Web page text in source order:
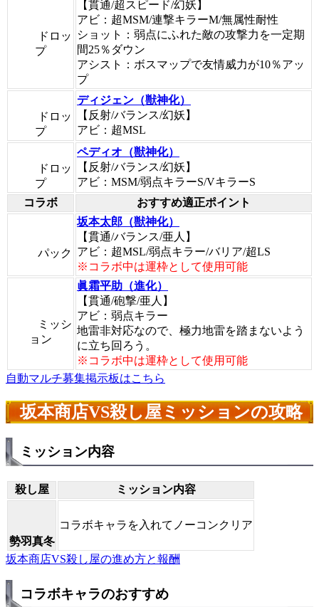
ドロッ
プ
【貫通/超スピード/幻妖】
アビ：超MSM/連撃キラーM/無属性耐性
ショット：弱点にふれた敵の攻撃力を一定期
間25％ダウン
アシスト：ボスマップで友情威力が10％アッ
プ
ドロッ
プ
ディジェン（獣神化）
【反射/バランス/幻妖】
アビ：超MSL
ドロッ
プ
ペディオ（獣神化）
【反射/バランス/幻妖】
アビ：MSM/弱点キラーS/VキラーS
コラボ
おすすめ適正ポイント
パック
坂本太郎（獣神化）
【貫通/バランス/亜人】
アビ：超MSL/弱点キラー/バリア/超LS
※コラボ中は運枠として使用可能
ミッシ
ョン
眞霜平助（進化）
【貫通/砲撃/亜人】
アビ：弱点キラー
地雷非対応なので、極力地雷を踏まないよう
に立ち回ろう。
※コラボ中は運枠として使用可能
自動マルチ募集掲示板はこちら
坂本商店VS殺し屋ミッションの攻略
ミッション内容
殺し屋 ミッション内容
勢羽真冬
コラボキャラを入れてノーコンクリア
坂本商店VS殺し屋の進め方と報酬
コラボキャラのおすすめ